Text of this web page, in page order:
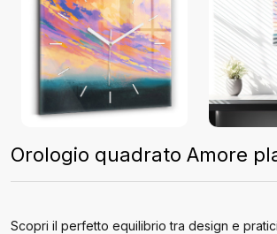
Orologio quadrato Amore
Scopri il perfetto equilibrio tra design e